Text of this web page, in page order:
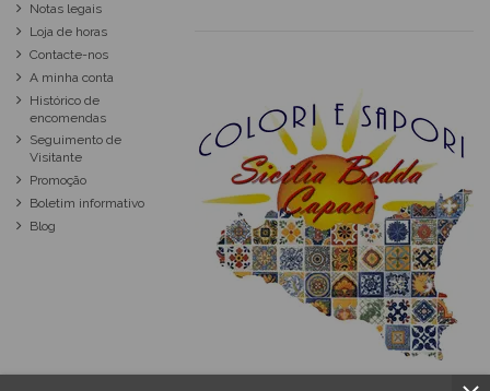
Notas legais
Loja de horas
Contacte-nos
A minha conta
Histórico de
encomendas
Seguimento de
Visitante
Promoção
Boletim informativo
Blog